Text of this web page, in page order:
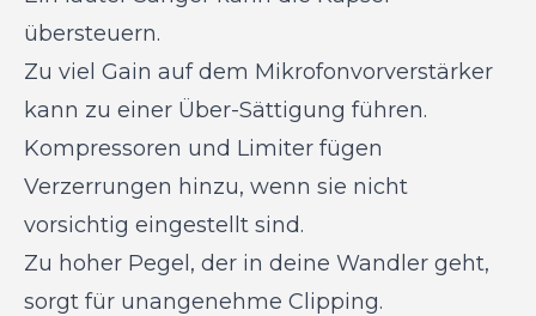
übersteuern.
Zu viel Gain auf dem Mikrofonvorverstärker
kann zu einer Über-Sättigung führen.
Kompressoren und Limiter fügen
Verzerrungen hinzu, wenn sie nicht
vorsichtig eingestellt sind.
Zu hoher Pegel, der in deine Wandler geht,
sorgt für unangenehme Clipping.